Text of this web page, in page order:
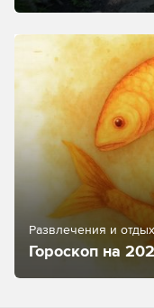
Развлечения и отдых
Гороскоп на